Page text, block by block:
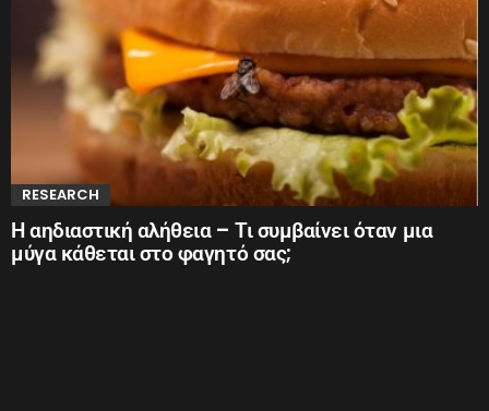
RESEARCH
Η αηδιαστική αλήθεια – Τι συμβαίνει όταν μια
μύγα κάθεται στο φαγητό σας;